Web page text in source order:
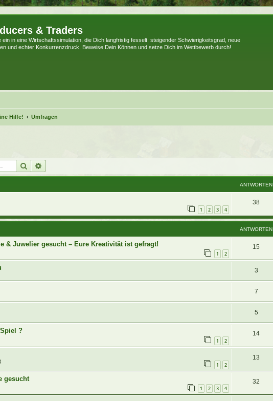
& Traders
ein in eine Wirtschaftssimulation, die Dich langfristig fesselt: steigender Schwierigkeitsgrad, neue
und echter Konkurrenzdruck. Beweise Dein Können und setze Dich im Wettbewerb durch!
Hilfe! Umfragen
Suche
ANTWORTEN
1 2 3 4
38
ANTWORTEN
& Juwelier gesucht – Eure Kreativität ist gefragt!
1 2
15
3
7
5
?
1 2
14
1 2
13
gesucht
1 2 3 4
32